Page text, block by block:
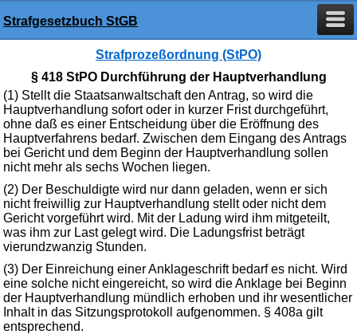
Strafgesetzbuch StGB
Strafprozeßordnung (StPO)
§ 418 StPO Durchführung der Hauptverhandlung
(1) Stellt die Staatsanwaltschaft den Antrag, so wird die
Hauptverhandlung sofort oder in kurzer Frist durchgeführt,
ohne daß es einer Entscheidung über die Eröffnung des
Hauptverfahrens bedarf. Zwischen dem Eingang des Antrags
bei Gericht und dem Beginn der Hauptverhandlung sollen
nicht mehr als sechs Wochen liegen.
(2) Der Beschuldigte wird nur dann geladen, wenn er sich
nicht freiwillig zur Hauptverhandlung stellt oder nicht dem
Gericht vorgeführt wird. Mit der Ladung wird ihm mitgeteilt,
was ihm zur Last gelegt wird. Die Ladungsfrist beträgt
vierundzwanzig Stunden.
(3) Der Einreichung einer Anklageschrift bedarf es nicht. Wird
eine solche nicht eingereicht, so wird die Anklage bei Beginn
der Hauptverhandlung mündlich erhoben und ihr wesentlicher
Inhalt in das Sitzungsprotokoll aufgenommen. § 408a gilt
entsprechend.